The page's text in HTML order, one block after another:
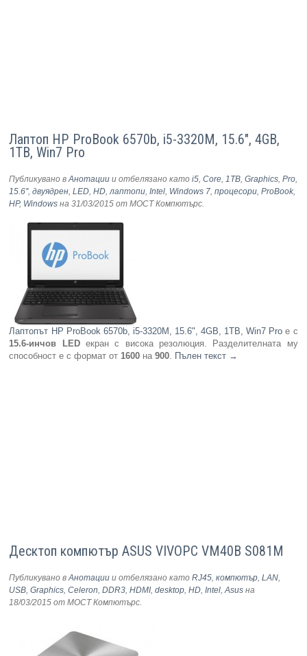
Лаптоп HP ProBook 6570b, i5-3320M, 15.6", 4GB,
1TB, Win7 Pro
Публикувано вАнотации и отбелязано катоi5,Core,1TB,Graphics,Pro,
15.6'',двуядрен,LED,HD,лаптопи,Intel, Windows 7,процесори,ProBook,
HP, Windows на 31/03/2015 от МОСТ Компютърс.
Лаптопът HP ProBook 6570b, i5-3320M, 15.6", 4GB, 1TB, Win7 Pro е с
15.6-инчов LEDекран с висока резолюция. Разделителната му
способност е с формат от1600 на900. Пълен текст →
Десктоп компютър ASUS VIVOPC VM40B S081M
Публикувано вАнотации и отбелязано катоRJ45,компютър,LAN,
USB,Graphics,Celeron,DDR3,HDMI,desktop,HD,Intel,Asus на
18/03/2015 от МОСТ Компютърс.